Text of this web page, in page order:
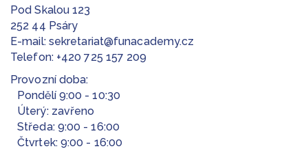
Pod Skalou 123
252 44 Psáry
E-mail: sekretariat@funacademy.cz
Telefon: +420 725 157 209
Provozní doba:
Pondělí 9:00 - 10:30
Úterý: zavřeno
Středa: 9:00 - 16:00
Čtvrtek: 9:00 - 16:00